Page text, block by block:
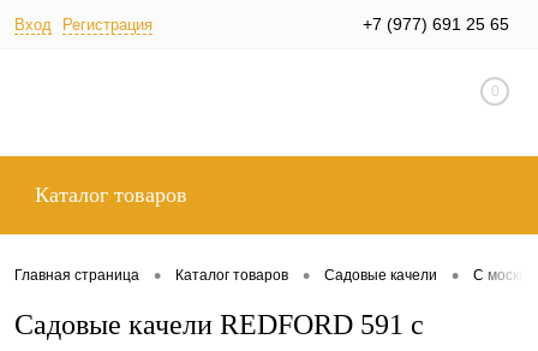
Вход Регистрация +7 (977) 691 25 65
0
Каталог товаров
Главная страница • Каталог товаров • Садовые качели • С
Садовые качели REDFORD 591 с